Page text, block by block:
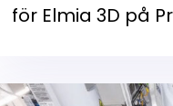
för Elmia 3D på